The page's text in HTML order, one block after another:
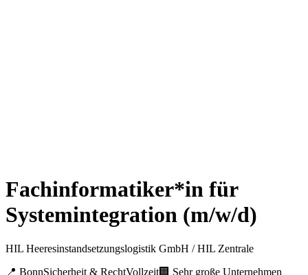
Fachinformatiker*in für
Systemintegration (m/w/d)
HIL Heeresinstandsetzungslogistik GmbH / HIL Zentrale
📍 BonnSicherheit & RechtVollzeit🏢 Sehr große Unternehmen